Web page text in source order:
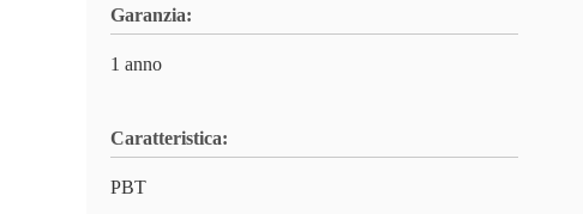
Garanzia:
1 anno
Caratteristica:
PBT